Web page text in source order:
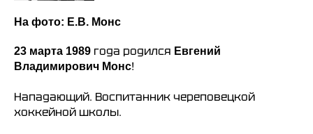
На фото: Е.В. Монс
23 марта 1989 года родился Евгений
Владимирович Монс!
Нападающий. Воспитанник череповецкой
хоккейной школы.